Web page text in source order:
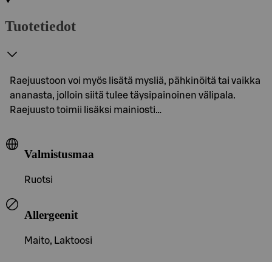
Tuotetiedot
Raejuustoon voi myös lisätä mysliä, pähkinöitä tai vaikka
ananasta, jolloin siitä tulee täysipainoinen välipala.
Raejuusto toimii lisäksi mainiosti…
Valmistusmaa
Ruotsi
Allergeenit
Maito, Laktoosi